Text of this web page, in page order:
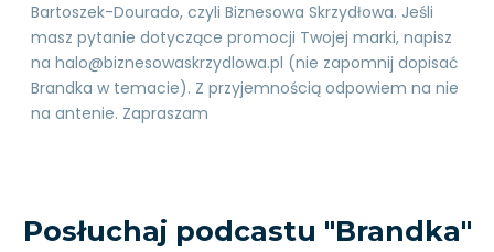
Bartoszek-Dourado, czyli Biznesowa Skrzydłowa. Jeśli
masz pytanie dotyczące promocji Twojej marki, napisz
na halo@biznesowaskrzydlowa.pl (nie zapomnij dopisać
Brandka w temacie). Z przyjemnością odpowiem na nie
na antenie. Zapraszam
Posłuchaj podcastu "Brandka"